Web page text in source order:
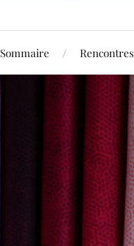
Sommaire Rencontres